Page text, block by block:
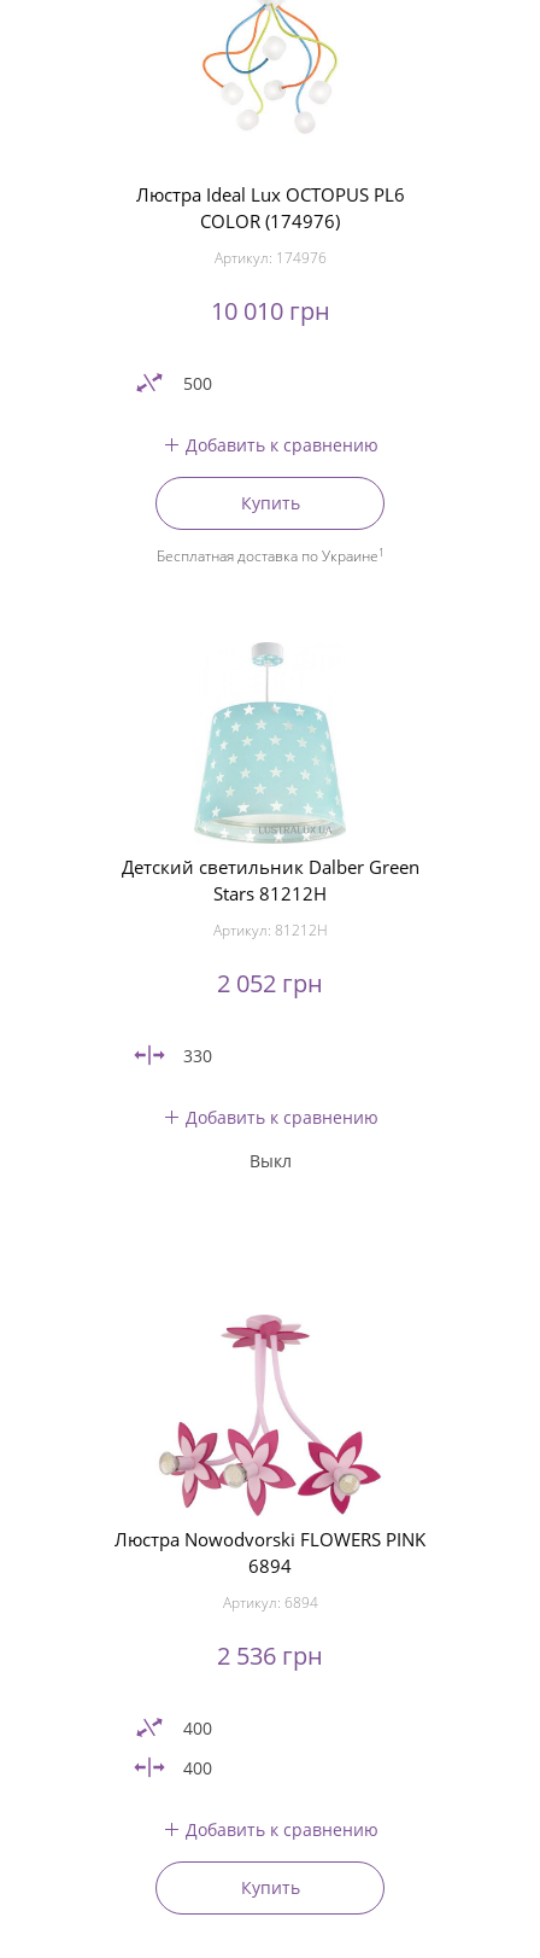
Люстра Ideal Lux OCTOPUS PL6
COLOR (174976)
Артикул: 174976
10 010 грн
500
Добавить к сравнению
Купить
Бесплатная доставка по Украине1
Детский светильник Dalber Green
Stars 81212H
Артикул: 81212H
2 052 грн
330
Добавить к сравнению
Выкл
Люстра Nowodvorski FLOWERS PINK
6894
Артикул: 6894
2 536 грн
400
400
Добавить к сравнению
Купить